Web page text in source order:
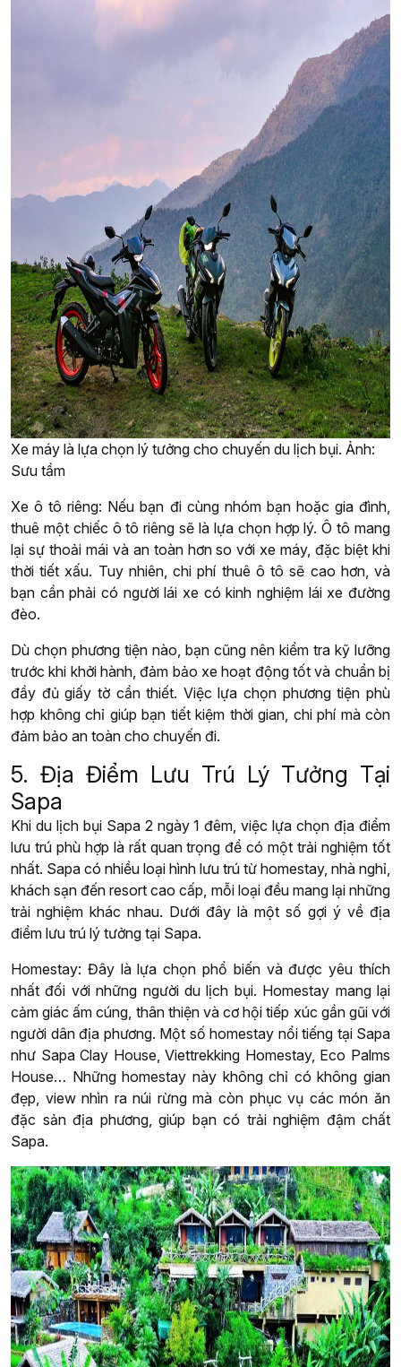
Xe máy là lựa chọn lý tưởng cho chuyến du lịch bụi. Ảnh:
Sưu tầm
Xe ô tô riêng: Nếu bạn đi cùng nhóm bạn hoặc gia đình,
thuê một chiếc ô tô riêng sẽ là lựa chọn hợp lý. Ô tô mang
lại sự thoải mái và an toàn hơn so với xe máy, đặc biệt khi
thời tiết xấu. Tuy nhiên, chi phí thuê ô tô sẽ cao hơn, và
bạn cần phải có người lái xe có kinh nghiệm lái xe đường
đèo.
Dù chọn phương tiện nào, bạn cũng nên kiểm tra kỹ lưỡng
trước khi khởi hành, đảm bảo xe hoạt động tốt và chuẩn bị
đầy đủ giấy tờ cần thiết. Việc lựa chọn phương tiện phù
hợp không chỉ giúp bạn tiết kiệm thời gian, chi phí mà còn
đảm bảo an toàn cho chuyến đi.
5. Địa Điểm Lưu Trú Lý Tưởng Tại
Sapa
Khi du lịch bụi Sapa 2 ngày 1 đêm, việc lựa chọn địa điểm
lưu trú phù hợp là rất quan trọng để có một trải nghiệm tốt
nhất. Sapa có nhiều loại hình lưu trú từ homestay, nhà nghỉ,
khách sạn đến resort cao cấp, mỗi loại đều mang lại những
trải nghiệm khác nhau. Dưới đây là một số gợi ý về địa
điểm lưu trú lý tưởng tại Sapa.
Homestay: Đây là lựa chọn phổ biến và được yêu thích
nhất đối với những người du lịch bụi. Homestay mang lại
cảm giác ấm cúng, thân thiện và cơ hội tiếp xúc gần gũi với
người dân địa phương. Một số homestay nổi tiếng tại Sapa
như Sapa Clay House, Viettrekking Homestay, Eco Palms
House… Những homestay này không chỉ có không gian
đẹp, view nhìn ra núi rừng mà còn phục vụ các món ăn
đặc sản địa phương, giúp bạn có trải nghiệm đậm chất
Sapa.